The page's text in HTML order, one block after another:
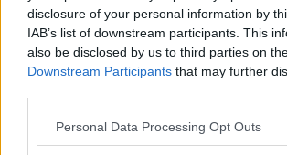
disclosure of your personal information by
IAB’s list of downstream participants. This
also be disclosed by us to third parties on
Downstream Participants that may further
Personal Data Processing Opt Outs